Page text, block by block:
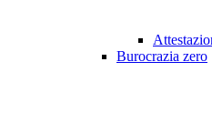
Burocrazia zero